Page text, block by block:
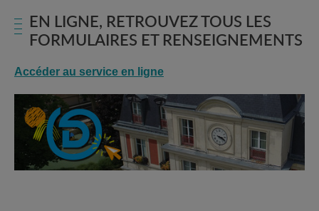
EN LIGNE, RETROUVEZ TOUS LES
FORMULAIRES ET RENSEIGNEMENTS
Accéder au service en ligne